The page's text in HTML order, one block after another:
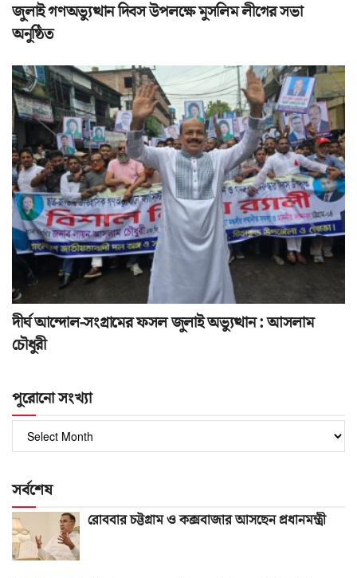
জুলাই গণঅভ্যুত্থান দিবস উপলক্ষে মুসলিম লীগের সভা
অনুষ্ঠিত
দীর্ঘ আন্দোল-সংগ্রামের ফসল জুলাই অভ্যুত্থান : আসলাম
চৌধুরী
পুরোনো সংখ্যা
পুরোনো
সংখ্যা
সর্বশেষ
রোববার চট্টগ্রাম ও কক্সবাজার আসছেন প্রধানমন্ত্রী